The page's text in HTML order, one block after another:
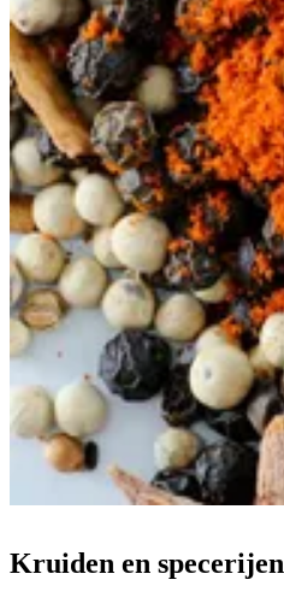
Kruiden en specerijen